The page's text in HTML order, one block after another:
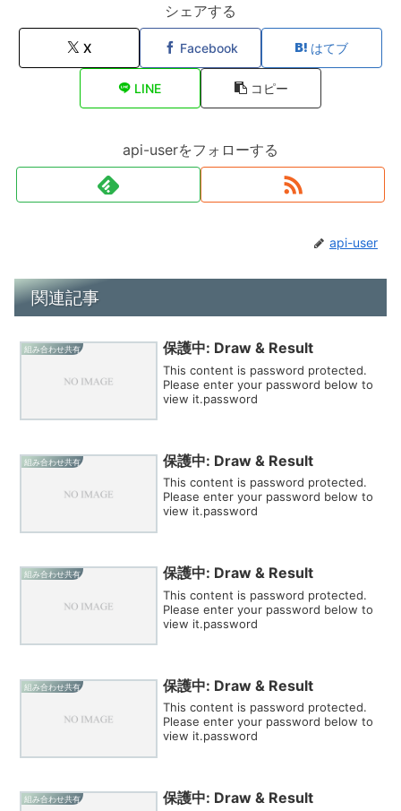
シェアする
X Facebook はてブ
LINE コピー
api-userをフォローする
api-user
関連記事
組み合わせ共有 保護中: Draw & Result
This content is password protected.
Please enter your password below to
view it.password
組み合わせ共有 保護中: Draw & Result
This content is password protected.
Please enter your password below to
view it.password
組み合わせ共有 保護中: Draw & Result
This content is password protected.
Please enter your password below to
view it.password
組み合わせ共有 保護中: Draw & Result
This content is password protected.
Please enter your password below to
view it.password
組み合わせ共有 保護中: Draw & Result